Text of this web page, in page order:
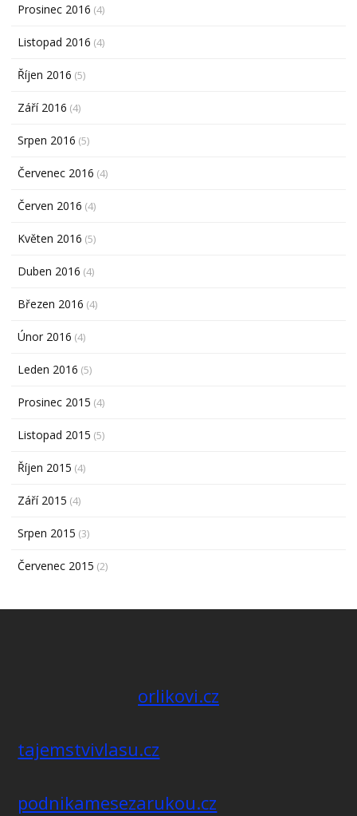
Prosinec 2016 (4)
Listopad 2016 (4)
Říjen 2016 (5)
Září 2016 (4)
Srpen 2016 (5)
Červenec 2016 (4)
Červen 2016 (4)
Květen 2016 (5)
Duben 2016 (4)
Březen 2016 (4)
Únor 2016 (4)
Leden 2016 (5)
Prosinec 2015 (4)
Listopad 2015 (5)
Říjen 2015 (4)
Září 2015 (4)
Srpen 2015 (3)
Červenec 2015 (2)
orlikovi.cz
tajemstvivlasu.cz
podnikamesezarukou.cz